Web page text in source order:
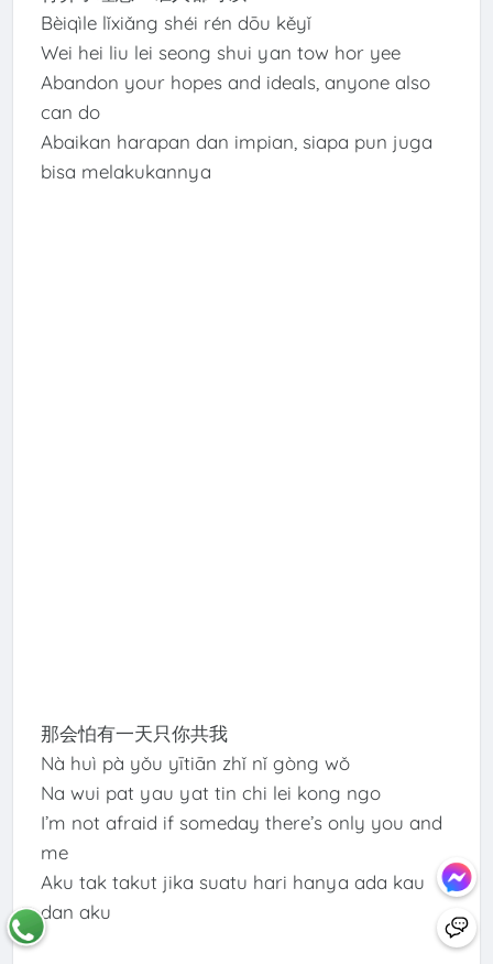
Bèiqìle lǐxiǎng shéi rén dōu kěyǐ
Wei hei liu lei seong shui yan tow hor yee
Abandon your hopes and ideals, anyone also
can do
Abaikan harapan dan impian, siapa pun juga
bisa melakukannya
那会怕有一天只你共我
Nà huì pà yǒu yītiān zhǐ nǐ gòng wǒ
Na wui pat yau yat tin chi lei kong ngo
I’m not afraid if someday there’s only you and
me
Aku tak takut jika suatu hari hanya ada kau
dan aku